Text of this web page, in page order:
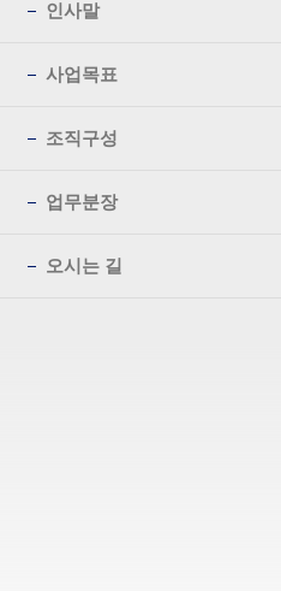
인사말
사업목표
조직구성
업무분장
오시는 길